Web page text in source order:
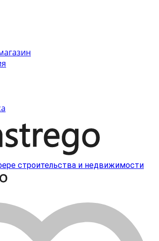
строительства и недвижимости